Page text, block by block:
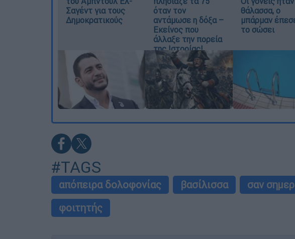
Σαγέντ για τους
Δημοκρατικούς
όταν τον
αντάμωσε η δόξα –
Εκείνος που
άλλαξε την πορεία
της Ιστορίας!
θάλασσα, ο
μπάρμαν
το σώσει
#TAGS
απόπειρα δολοφονίας βασίλισσα σαν
φοιτητής